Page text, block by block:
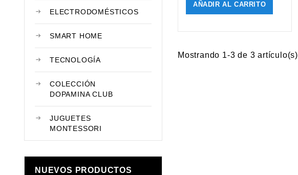
ELECTRODOMÉSTICOS
SMART HOME
TECNOLOGÍA
COLECCIÓN
DOPAMINA CLUB
JUGUETES
MONTESSORI
NUEVOS PRODUCTOS
AÑADIR AL CARRITO
Mostrando 1-3 de 3 artículo(s)